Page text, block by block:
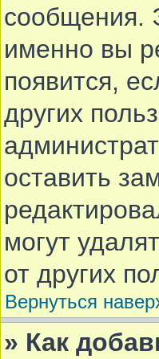
сообщения.
именно вы
появится,
других
оставить
могут
от других
Вернуться
» Как